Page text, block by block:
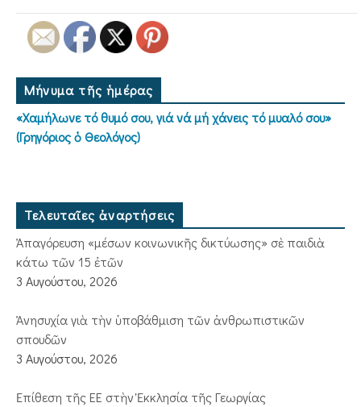
Μήνυμα τῆς ἡμέρας
«Χαμήλωνε τό θυμό σου, γιά νά μή χάνεις τό μυαλό σου»
(Γρηγόριος ὁ Θεολόγος)
Τελευταῖες ἀναρτήσεις
Ἀπαγόρευση «μέσων κοινωνικῆς δικτύωσης» σὲ παιδιὰ
κάτω τῶν 15 ἐτῶν
3 Αυγούστου, 2026
Ἀνησυχία γιὰ τὴν ὑποβάθμιση τῶν ἀνθρωπιστικῶν
σπουδῶν
3 Αυγούστου, 2026
Ἐπίθεση τῆς ΕΕ στὴν Ἐκκλησία τῆς Γεωργίας